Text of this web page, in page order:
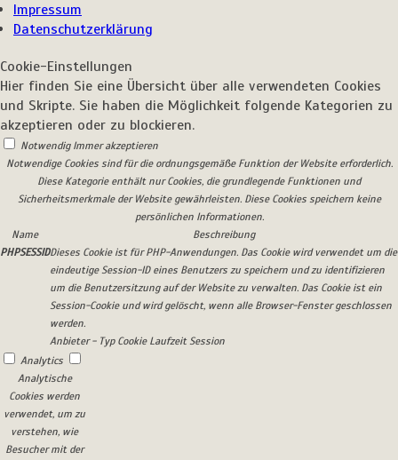
Impressum
Datenschutzerklärung
Cookie-Einstellungen
Hier finden Sie eine Übersicht über alle verwendeten Cookies
und Skripte. Sie haben die Möglichkeit folgende Kategorien zu
akzeptieren oder zu blockieren.
Notwendig Immer akzeptieren
Notwendige Cookies sind für die ordnungsgemäße Funktion der Website erforderlich.
Diese Kategorie enthält nur Cookies, die grundlegende Funktionen und
Sicherheitsmerkmale der Website gewährleisten. Diese Cookies speichern keine
persönlichen Informationen.
Name
Beschreibung
PHPSESSIDDieses Cookie ist für PHP-Anwendungen. Das Cookie wird verwendet um die
eindeutige Session-ID eines Benutzers zu speichern und zu identifizieren
um die Benutzersitzung auf der Website zu verwalten. Das Cookie ist ein
Session-Cookie und wird gelöscht, wenn alle Browser-Fenster geschlossen
werden.
Anbieter - Typ Cookie Laufzeit Session
Analytics
Analytische
Cookies werden
verwendet, um zu
verstehen, wie
Besucher mit der